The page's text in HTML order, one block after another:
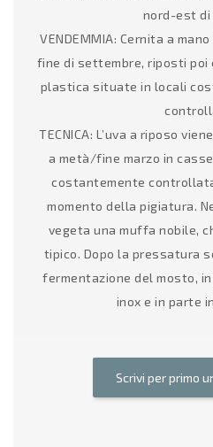
nord-est di
VENDEMMIA: Cernita a
fine di settembre, riposti poi
plastica situate in locali
TECNICA: L’uva a riposo
a metà/fine marzo in
costantemente
momento della pigiatura.
vegeta una muffa nobile,
tipico. Dopo la pressatura
fermentazione del mosto,
inox e in parte
Scrivi per primo